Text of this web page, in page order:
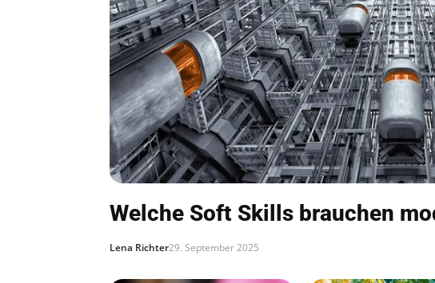
Welche Soft Skills brauchen
Lena Richter29. September 2025